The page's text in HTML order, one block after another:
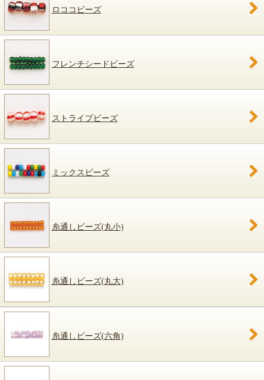
ロココビーズ
フレンチシードビーズ
ストライプビーズ
ミックスビーズ
糸通しビーズ(丸小)
糸通しビーズ(丸大)
糸通しビーズ(六角)